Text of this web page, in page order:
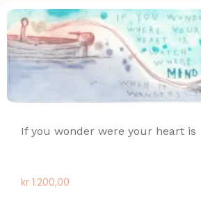
If you wonder were your heart is
kr 1.200,00